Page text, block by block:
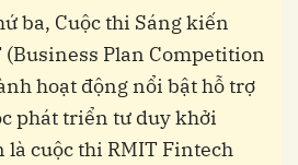
ba, Cuộc thi Sáng kiến
Plan Competition
hoạt động nổi bật hỗ trợ
phát triển tư duy khởi
là cuộc thi RMIT Fintech